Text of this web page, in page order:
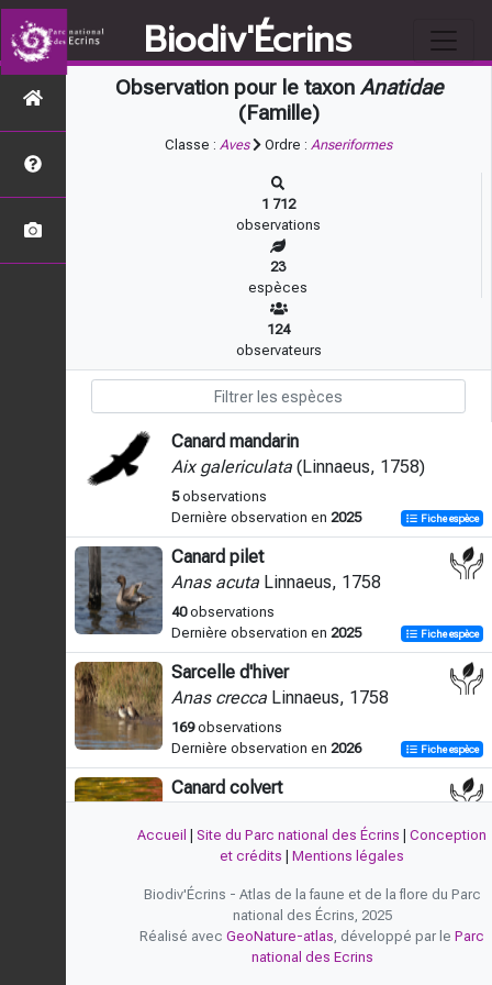
Biodiv'Écrins
Observation pour le taxon Anatidae
(Famille)
Classe : Aves Ordre : Anseriformes
1 712
observations
23
espèces
124
observateurs
Canard mandarin
Aix galericulata (Linnaeus, 1758)
5observations
Dernière observation en 2025 Fiche espèce
Canard pilet
Anas acuta Linnaeus, 1758
40observations
Dernière observation en 2025 Fiche espèce
Sarcelle d'hiver
Anas crecca Linnaeus, 1758
169observations
Dernière observation en 2026 Fiche espèce
Canard colvert
831 observations
Dernière observation en2026
Oie rieuse
Anser albifrons(Scopoli, 1769)
observations
Accueil Site du Parc national des Écrins
Conception
et crédits
Mentions légales
Biodiv'Écrins - Atlas de la faune et de la flore du Parc
national des Écrins, 2025
Réalisé avec GeoNature-atlas, développé par le Parc
national des Ecrins